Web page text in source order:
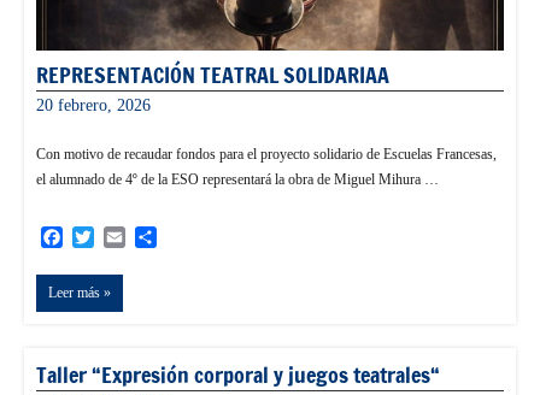
REPRESENTACIÓN TEATRAL SOLIDARIAA
20 febrero, 2026
Con motivo de recaudar fondos para el proyecto solidario de Escuelas Francesas,
el alumnado de 4º de la ESO representará la obra de Miguel Mihura …
FacebookTwitterEmail
Leer más
Taller “Expresión corporal y juegos teatrales“